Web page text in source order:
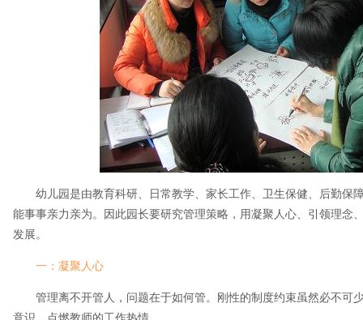
幼儿园是由教育科研、日常教学、家长工作、卫生保健、后勤保
能事事亲力亲为。因此园长要研究管理策略，用凝聚人心、引领理念
发展。
一：凝聚人心
管理离不开管人，问题在于如何管。刚性的制度约束虽然必不可